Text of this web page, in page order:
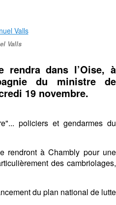
Valls
rendra dans l’Oise, à
du ministre de
19 novembre.
policiers et gendarmes du
rendrontà Chambly pour une
des cambriolages,
du plan national de lutte